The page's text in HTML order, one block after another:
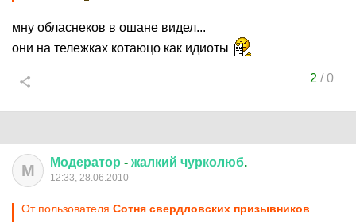
мну обласнеков в ошане видел...
они на тележках котаюцо как идиоты
2 /0
М Модератор - жалкий чурколюб.
12:33, 28.06.2010
От пользователя Сотня свердловских призывников